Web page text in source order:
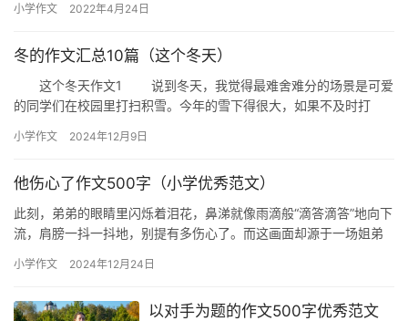
一做这…
小学作文 2022年4月24日
冬的作文汇总10篇（这个冬天）
这个冬天作文1 说到冬天，我觉得最难舍难分的场景是可爱
的同学们在校园里打扫积雪。今年的雪下得很大，如果不及时打
进雪…
小学作文 2024年12月9日
他伤心了作文500字（小学优秀范文）
此刻，弟弟的眼睛里闪烁着泪花，鼻涕就像雨滴般“滴答滴答”地向下
流，肩膀一抖一抖地，别提有多伤心了。而这画面却源于一场姐弟
小学作文 2024年12月24日
以对手为题的作文500字优秀范文